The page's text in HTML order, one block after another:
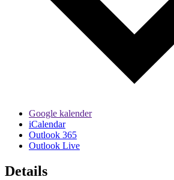
Google kalender
iCalendar
Outlook 365
Outlook Live
Details